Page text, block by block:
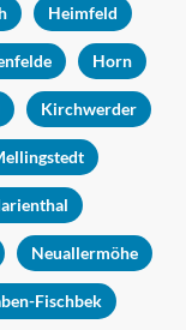
Heimfeld
Horn
Kirchwerder
Neuallermöhe
Fischbek